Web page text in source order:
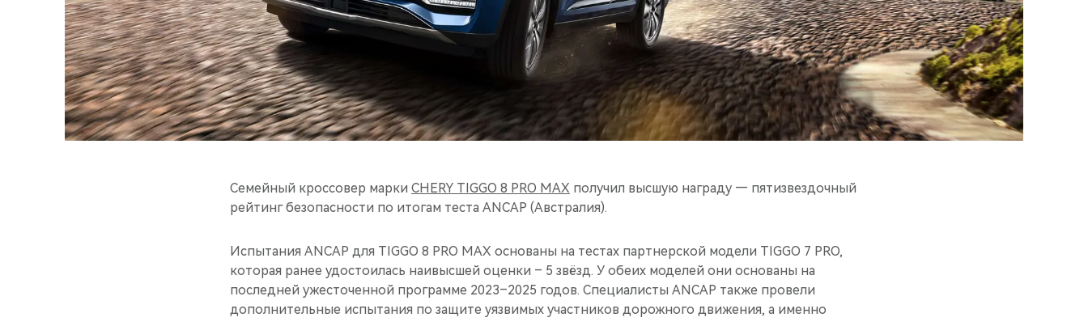
Семейный кроссовер марки CHERY TIGGO 8 PRO MAX получил высшую награду — пятизвездочный
рейтинг безопасности по итогам теста ANCAP (Австралия).
Испытания ANCAP для TIGGO 8 PRO MAX основаны на тестах партнерской модели TIGGO 7 PRO,
которая ранее удостоилась наивысшей оценки – 5 звёзд. У обеих моделей они основаны на
последней ужесточенной программе 2023–2025 годов. Специалисты ANCAP также провели
дополнительные испытания по защите уязвимых участников дорожного движения, а именно